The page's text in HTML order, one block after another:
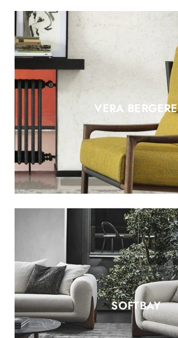
VERA BERGERE
SOFTBAY